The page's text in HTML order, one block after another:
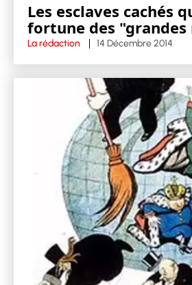
Les esclaves cachés
fortune des "grandes
La rédaction 14 Décembre 2014